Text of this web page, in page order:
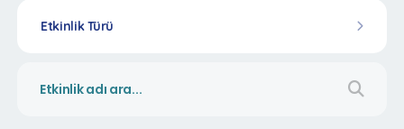
Etkinlik Türü